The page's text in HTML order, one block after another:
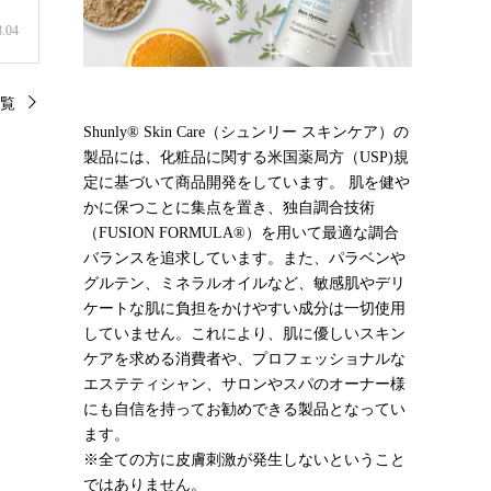
Shunly® Skin Care（シュンリー スキンケア）の
製品には、化粧品に関する米国薬局方（USP)規
定に基づいて商品開発をしています。 肌を健や
かに保つことに集点を置き、独自調合技術
（FUSION FORMULA®）を用いて最適な調合
バランスを追求しています。また、パラベンや
グルテン、ミネラルオイルなど、敏感肌やデリ
ケートな肌に負担をかけやすい成分は一切使用
していません。これにより、肌に優しいスキン
ケアを求める消費者や、プロフェッショナルな
エステティシャン、サロンやスパのオーナー様
にも自信を持ってお勧めできる製品となってい
ます。
※全ての方に皮膚刺激が発生しないということ
ではありません。